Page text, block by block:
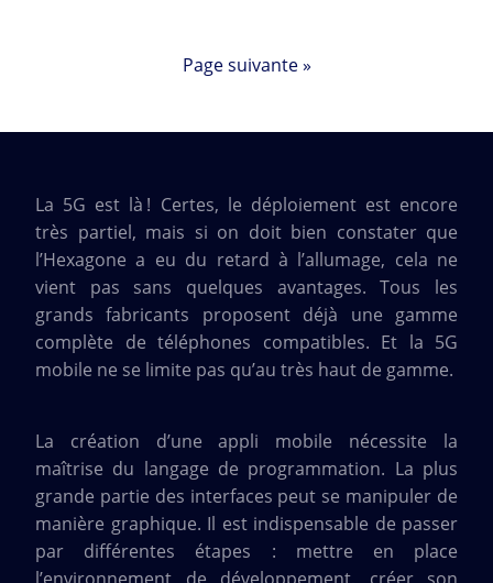
Page suivante »
La 5G est là ! Certes, le déploiement est encore
très partiel, mais si on doit bien constater que
l’Hexagone a eu du retard à l’allumage, cela ne
vient pas sans quelques avantages. Tous les
grands fabricants proposent déjà une gamme
complète de téléphones compatibles. Et la 5G
mobile ne se limite pas qu’au très haut de gamme.
La création d’une appli mobile nécessite la
maîtrise du langage de programmation. La plus
grande partie des interfaces peut se manipuler de
manière graphique. Il est indispensable de passer
par différentes étapes : mettre en place